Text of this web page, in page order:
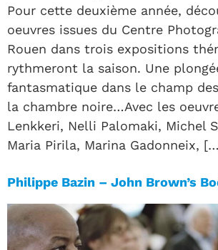
Pour cette deuxième année,
oeuvres issues du Centre
Rouen dans trois expositions
rythmeront la saison. Une
fantasmatique dans le champ
la chambre noire…Avec les
Lenkkeri, Nelli Palomaki, Michel
Maria Pirila, Marina Gadonneix,
Philippe Bazin – John Brown’s